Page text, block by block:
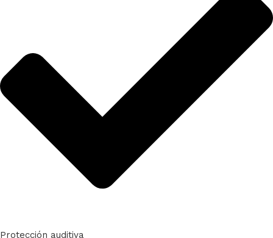
Protección auditiva